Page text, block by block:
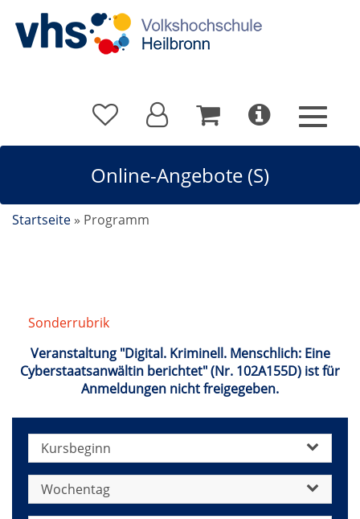
Online-Angebote (S)
Startseite » Programm
Sonderrubrik
Veranstaltung "Digital. Kriminell. Menschlich: Eine
Cyberstaatsanwältin berichtet" (Nr. 102A155D) ist für
Anmeldungen nicht freigegeben.
Kursbeginn
Wochentag